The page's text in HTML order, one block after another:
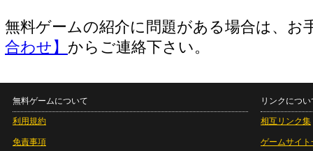
無料ゲームの紹介に問題がある場合は、お
合わせ】 からご連絡下さい。
無料ゲームについて
利用規約
免責事項
リンクについ
相互リンク集
ゲームサイト